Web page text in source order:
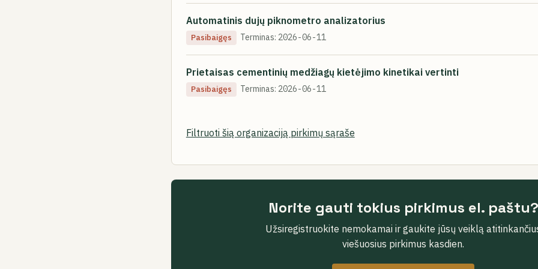
Automatinis dujų piknometro analizatorius
Pasibaigęs Terminas: 2026-06-11
Prietaisas cementinių medžiagų kietėjimo kinetikai vertinti
Pasibaigęs Terminas: 2026-06-11
Filtruoti šią organizaciją pirkimų sąraše
Norite gauti tokius pirkimus el. paštu?
Užsiregistruokite nemokamai ir gaukite jūsų veiklą
viešuosius pirkimus kasdien.